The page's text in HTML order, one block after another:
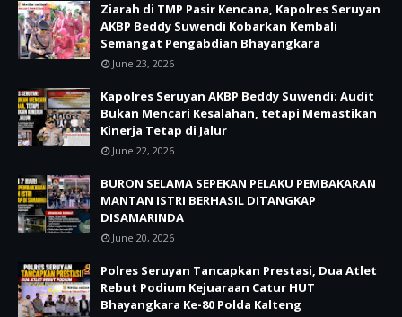
Ziarah di TMP Pasir Kencana, Kapolres Seruyan
AKBP Beddy Suwendi Kobarkan Kembali
Semangat Pengabdian Bhayangkara
June 23, 2026
Kapolres Seruyan AKBP Beddy Suwendi; Audit
Bukan Mencari Kesalahan, tetapi Memastikan
Kinerja Tetap di Jalur
June 22, 2026
BURON SELAMA SEPEKAN PELAKU PEMBAKARAN
MANTAN ISTRI BERHASIL DITANGKAP
DISAMARINDA
June 20, 2026
Polres Seruyan Tancapkan Prestasi, Dua Atlet
Rebut Podium Kejuaraan Catur HUT
Bhayangkara Ke-80 Polda Kalteng